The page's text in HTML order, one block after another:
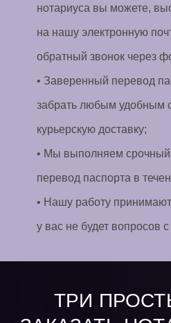
нотариуса вы можете,
на нашу электронную
обратный звонок через
• Заверенный перевод
забрать любым удобным
курьерскую доставку;
• Мы выполняем
перевод паспорта в
• Нашу работу
у вас не будет вопросов
ТРИ